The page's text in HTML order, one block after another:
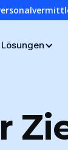
Lösungen